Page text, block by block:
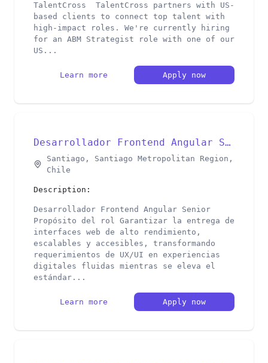
TalentCross TalentCross partners with US-
based clients to connect top talent with
high-impact roles. We're currently hiring
for an ABM Strategist role with one of our
US...
Learn more Apply now
Desarrollador Frontend Angular Senior
Santiago, Santiago Metropolitan Region,
Chile
Description:
Desarrollador Frontend Angular Senior
Propósito del rol Garantizar la entrega de
interfaces web de alto rendimiento,
escalables y accesibles, transformando
requerimientos de UX/UI en experiencias
digitales fluidas mientras se eleva el
estándar...
Learn more Apply now